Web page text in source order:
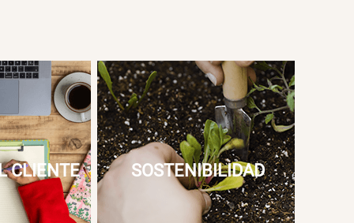
CLIENTE SOSTENIBILIDAD